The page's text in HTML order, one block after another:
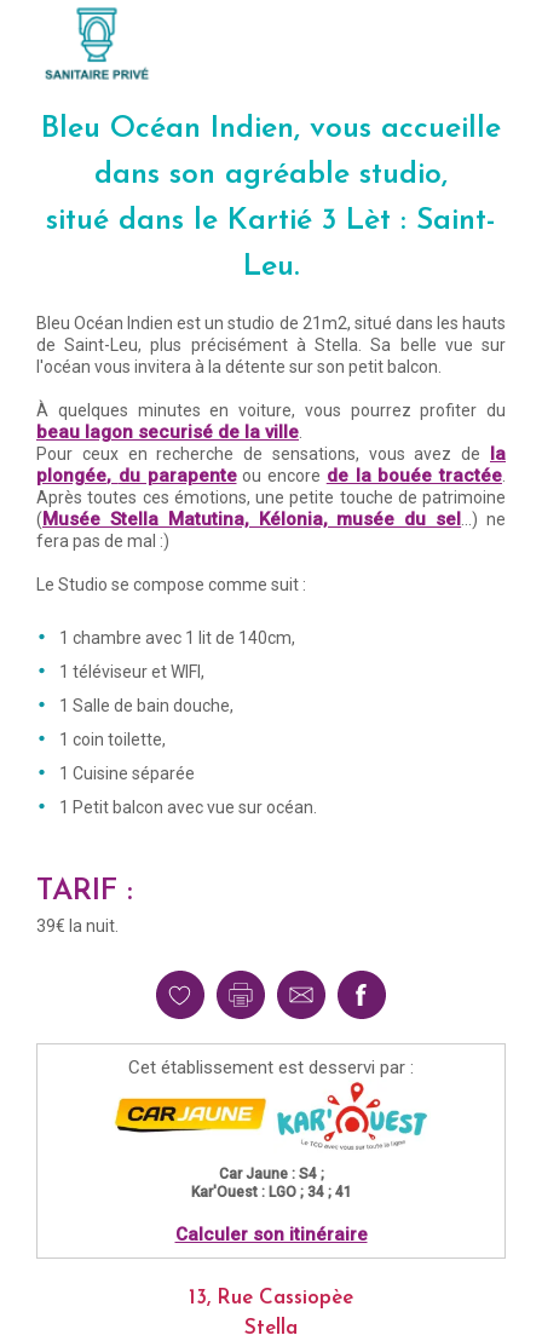
Bleu Océan Indien, vous accueille
dans son agréable studio,
situé dans le Kartié 3 Lèt : Saint-
Leu.
Bleu Océan Indien est un studio de 21m2, situé dans les hauts
de Saint-Leu, plus précisément à Stella. Sa belle vue sur
l'océan vous invitera à la détente sur son petit balcon.
À quelques minutes en voiture, vous pourrez profiter du
beau lagon securisé de la ville
Pour ceux en recherche de sensations, vous avez de la
plongée, du parapenteou encore de la bouée tractée
Après toutes ces émotions, une petite touche de patrimoine
(Musée Stella Matutina, Kélonia, musée du sel ...) ne
fera pas de mal :)
Le Studio se compose comme suit :
1 chambre avec 1 lit de 140cm,
1 téléviseur et WIFI,
1 Salle de bain douche,
1 coin toilette,
1 Cuisine séparée
1 Petit balcon avec vue sur océan.
TARIF :
39€ la nuit.
Cet établissement est desservi par :
Car Jaune : S4 ;
Kar'Ouest : LGO ; 34 ; 41
Calculer son itinéraire
13, Rue Cassiopèe
Stella